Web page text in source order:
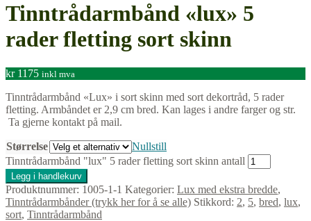
Tinntrådarmbånd «lux» 5
rader fletting sort skinn
kr1175 inkl mva
Tinntrådarmbånd «Lux» i sort skinn med sort dekortråd, 5 rader
fletting. Armbåndet er 2,9 cm bred. Kan lages i andre farger og str.
Ta gjerne kontakt på mail.
Størrelse
Nullstill
Tinntrådarmbånd "lux" 5 rader fletting sort skinn antall
Legg i handlekurv
Produktnummer: 1005-1-1 Kategorier: Lux med ekstra bredde,
Tinntrådarmbånder (trykk her for å se alle) Stikkord: 2, 5, bred, lux,
sort, Tinntrådarmbånd